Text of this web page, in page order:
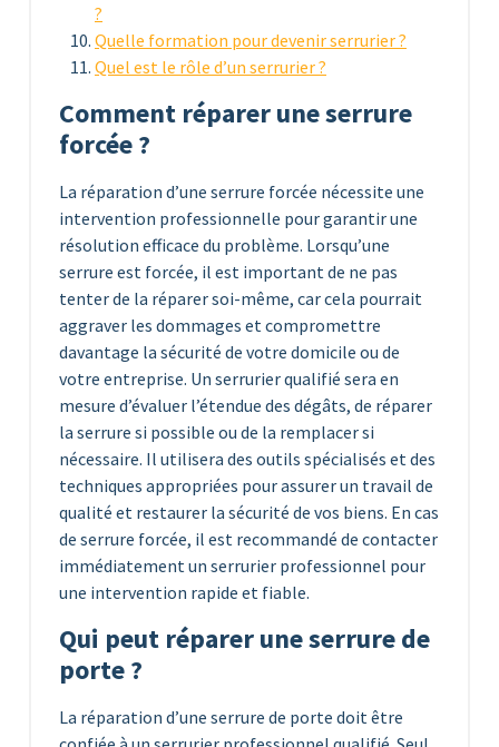
?
Quelle formation pour devenir serrurier ?
Quel est le rôle d’un serrurier ?
Comment réparer une serrure
forcée ?
La réparation d’une serrure forcée nécessite une
intervention professionnelle pour garantir une
résolution efficace du problème. Lorsqu’une
serrure est forcée, il est important de ne pas
tenter de la réparer soi-même, car cela pourrait
aggraver les dommages et compromettre
davantage la sécurité de votre domicile ou de
votre entreprise. Un serrurier qualifié sera en
mesure d’évaluer l’étendue des dégâts, de réparer
la serrure si possible ou de la remplacer si
nécessaire. Il utilisera des outils spécialisés et des
techniques appropriées pour assurer un travail de
qualité et restaurer la sécurité de vos biens. En cas
de serrure forcée, il est recommandé de contacter
immédiatement un serrurier professionnel pour
une intervention rapide et fiable.
Qui peut réparer une serrure de
porte ?
La réparation d’une serrure de porte doit être